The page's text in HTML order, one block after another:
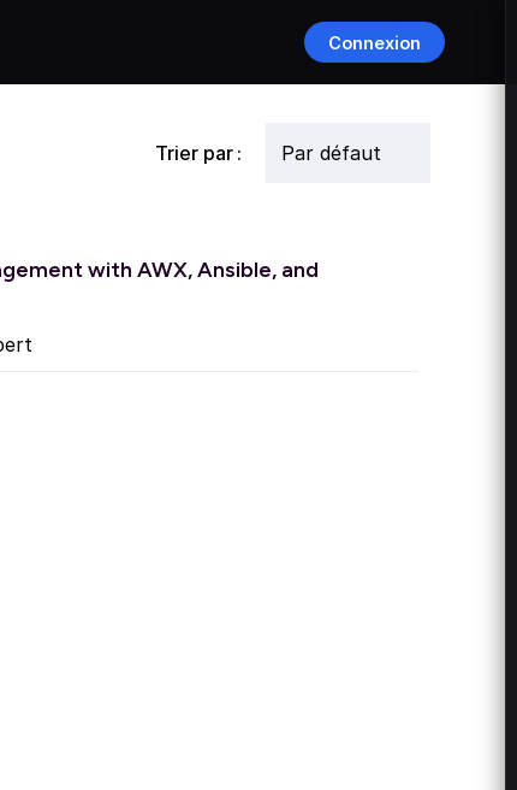
Connexion
Trier par :
with AWX, Ansible, and